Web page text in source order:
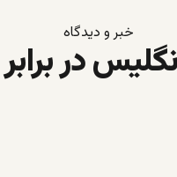
خبر و دیدگاه
در برابر